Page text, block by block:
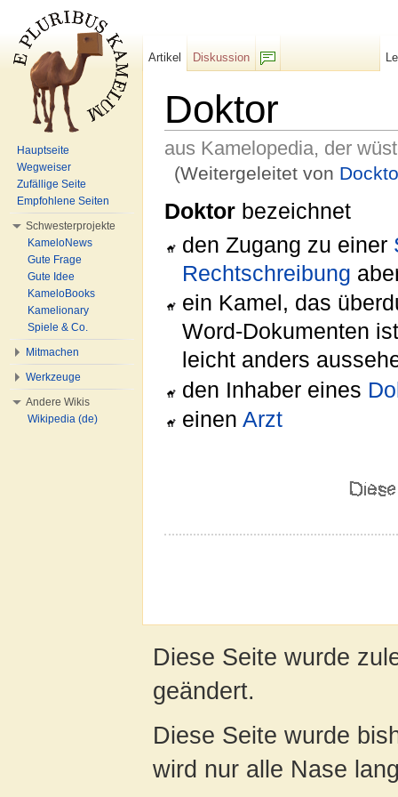
Doktor
aus Kamelopedia, der
(Weitergeleitet von
Doktor bezeichnet
den Zugang zu einer
Rechtschreibung
ein Kamel, das
Word-Dokumenten
leicht anders
den Inhaber eines
einenArzt
Artikel
Diskussion
Hauptseite
Wegweiser
Zufällige Seite
Empfohlene Seiten
Schwesterprojekte
KameloNews
Gute Frage
Gute Idee
KameloBooks
Kamelionary
Spiele & Co.
Mitmachen
Werkzeuge
Andere Wikis
Wikipedia (de)
Diese Seite wurde
geändert.
Diese Seite wurde
wird nur alle Nase